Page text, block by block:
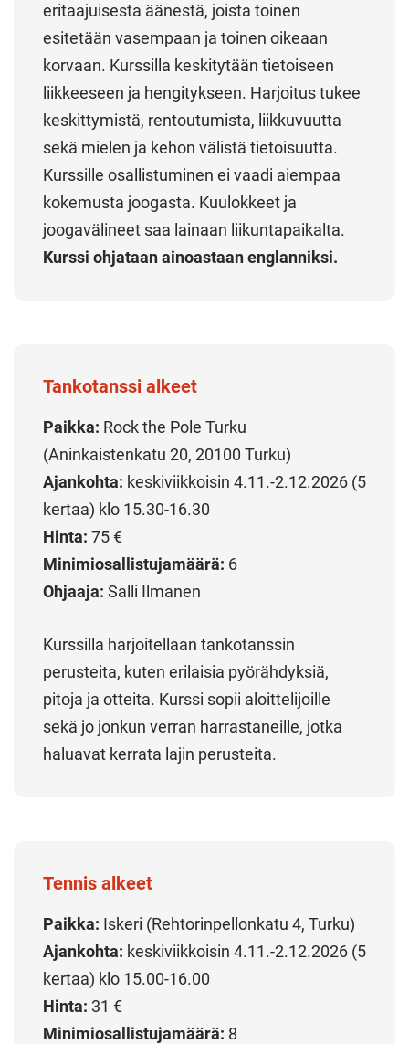
eritaajuisesta äänestä, joista toinen
esitetään vasempaan ja toinen oikeaan
korvaan. Kurssilla keskitytään tietoiseen
liikkeeseen ja hengitykseen. Harjoitus tukee
keskittymistä, rentoutumista, liikkuvuutta
sekä mielen ja kehon välistä tietoisuutta.
Kurssille osallistuminen ei vaadi aiempaa
kokemusta joogasta. Kuulokkeet ja
joogavälineet saa lainaan liikuntapaikalta.
Kurssi ohjataan ainoastaan englanniksi.
Tankotanssi alkeet
Paikka: Rock the Pole Turku
(Aninkaistenkatu 20, 20100 Turku)
Ajankohta: keskiviikkoisin 4.11.-2.12.2026 (5
kertaa) klo 15.30-16.30
Hinta: 75 €
Minimiosallistujamäärä: 6
Ohjaaja: Salli Ilmanen
Kurssilla harjoitellaan tankotanssin
perusteita, kuten erilaisia pyörähdyksiä,
pitoja ja otteita. Kurssi sopii aloittelijoille
sekä jo jonkun verran harrastaneille, jotka
haluavat kerrata lajin perusteita.
Tennis alkeet
Paikka: Iskeri (Rehtorinpellonkatu 4, Turku)
Ajankohta: keskiviikkoisin 4.11.-2.12.2026 (5
kertaa) klo 15.00-16.00
Hinta: 31 €
Minimiosallistujamäärä: 8